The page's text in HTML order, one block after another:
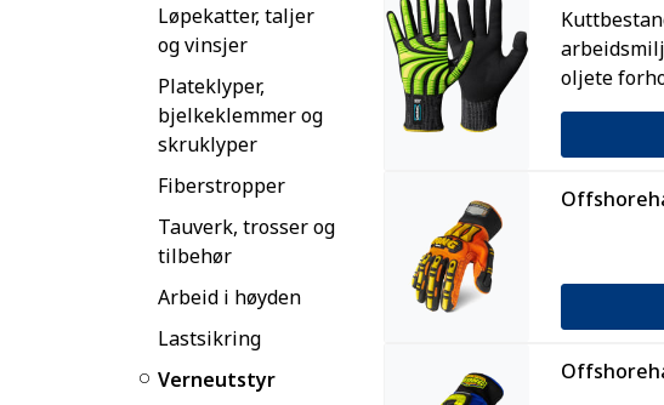
Løpekatter, taljer
og vinsjer
Plateklyper,
bjelkeklemmer og
skruklyper
Fiberstropper
Tauverk, trosser og
tilbehør
Arbeid i høyden
Lastsikring
Verneutstyr
oljete